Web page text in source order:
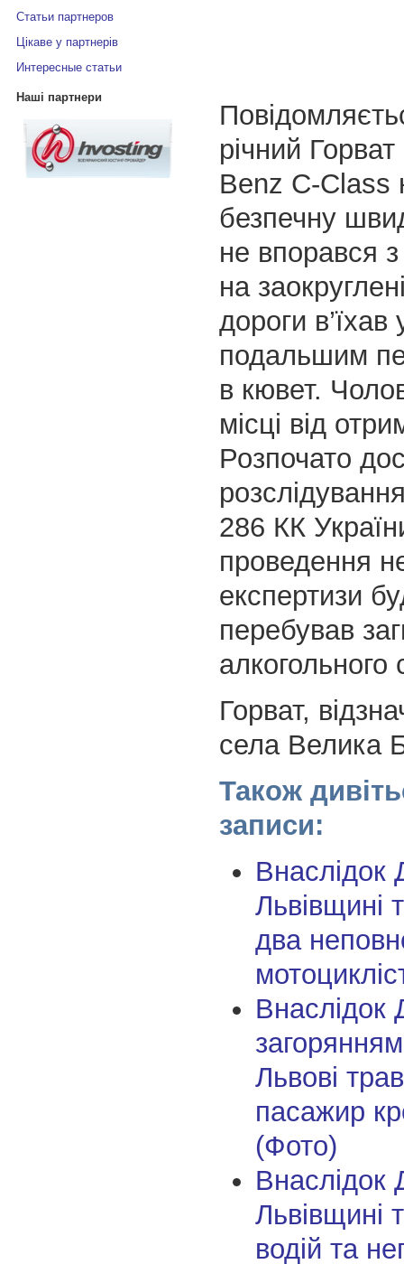
Статьи партнеров
Цікаве у партнерів
Интересные статьи
Наші партнери
річний
Benz C-Class
безпечну
не впорався
на
дороги в’їхав
подальшим
в кювет.
місці від
Розпочато
286 КК
проведення
експертизи
перебував
алкогольного
Горват,
села Велика
Також
записи:
Внаслідок
Львівщині
два
Внаслідок
Львові
пасажир
(Фото)
Внаслідок
Львівщині
водій та